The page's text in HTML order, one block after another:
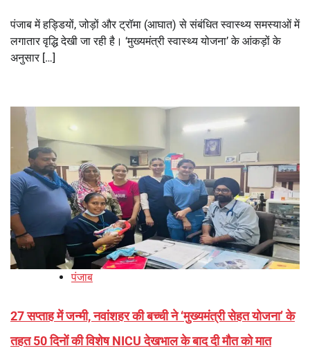
पंजाब में हड्डियों, जोड़ों और ट्रॉमा (आघात) से संबंधित स्वास्थ्य समस्याओं में
लगातार वृद्धि देखी जा रही है। ‘मुख्यमंत्री स्वास्थ्य योजना’ के आंकड़ों के
अनुसार […]
पंजाब
27 सप्ताह में जन्मी, नवांशहर की बच्ची ने ‘मुख्यमंत्री सेहत योजना’ के
तहत 50 दिनों की विशेष NICU देखभाल के बाद दी मौत को मात